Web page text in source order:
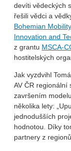
devíti vědeckých
řešili vědci a
Bohemian
Innovation and
z grantu MSCA-
hostitelských
Jak vyzdvihl
AV ČR regionální
završením
několika lety:
jednodušších
hodnotou. Díky
partnery z